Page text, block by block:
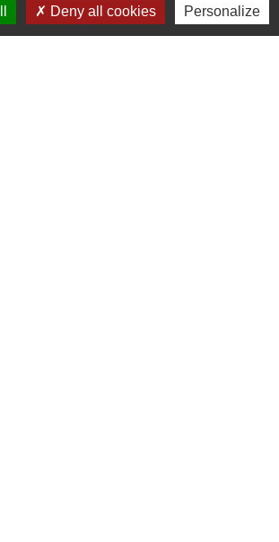
Deny all cookies Personalize